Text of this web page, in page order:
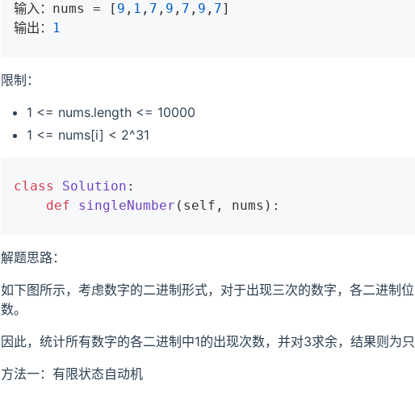
输入：nums = [ 9 , 1 , 7 , 9 , 7 , 9 , 7]
输出：
1
限制：
1 <= nums.length <= 10000
1 <= nums[i] < 2^31
class Solution :
def
singleNumber (self, nums) :
解题思路：
如下图所示，考虑数字的二进制形式，对于出现三次的数字，各二进制
数。
因此，统计所有数字的各二进制中1的出现次数，并对3求余，结果则为只
方法一：有限状态自动机